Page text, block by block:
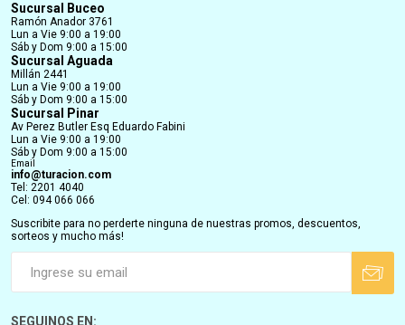
Sucursal Buceo
Ramón Anador 3761
Lun a Vie 9:00 a 19:00
Sáb y Dom 9:00 a 15:00
Sucursal Aguada
Millán 2441
Lun a Vie 9:00 a 19:00
Sáb y Dom 9:00 a 15:00
Sucursal Pinar
Av Perez Butler Esq Eduardo Fabini
Lun a Vie 9:00 a 19:00
Sáb y Dom 9:00 a 15:00
Email
info@turacion.com
Tel: 2201 4040
Cel: 094 066 066
Suscribite para no perderte ninguna de nuestras promos, descuentos,
sorteos y mucho más!
SEGUINOS EN: